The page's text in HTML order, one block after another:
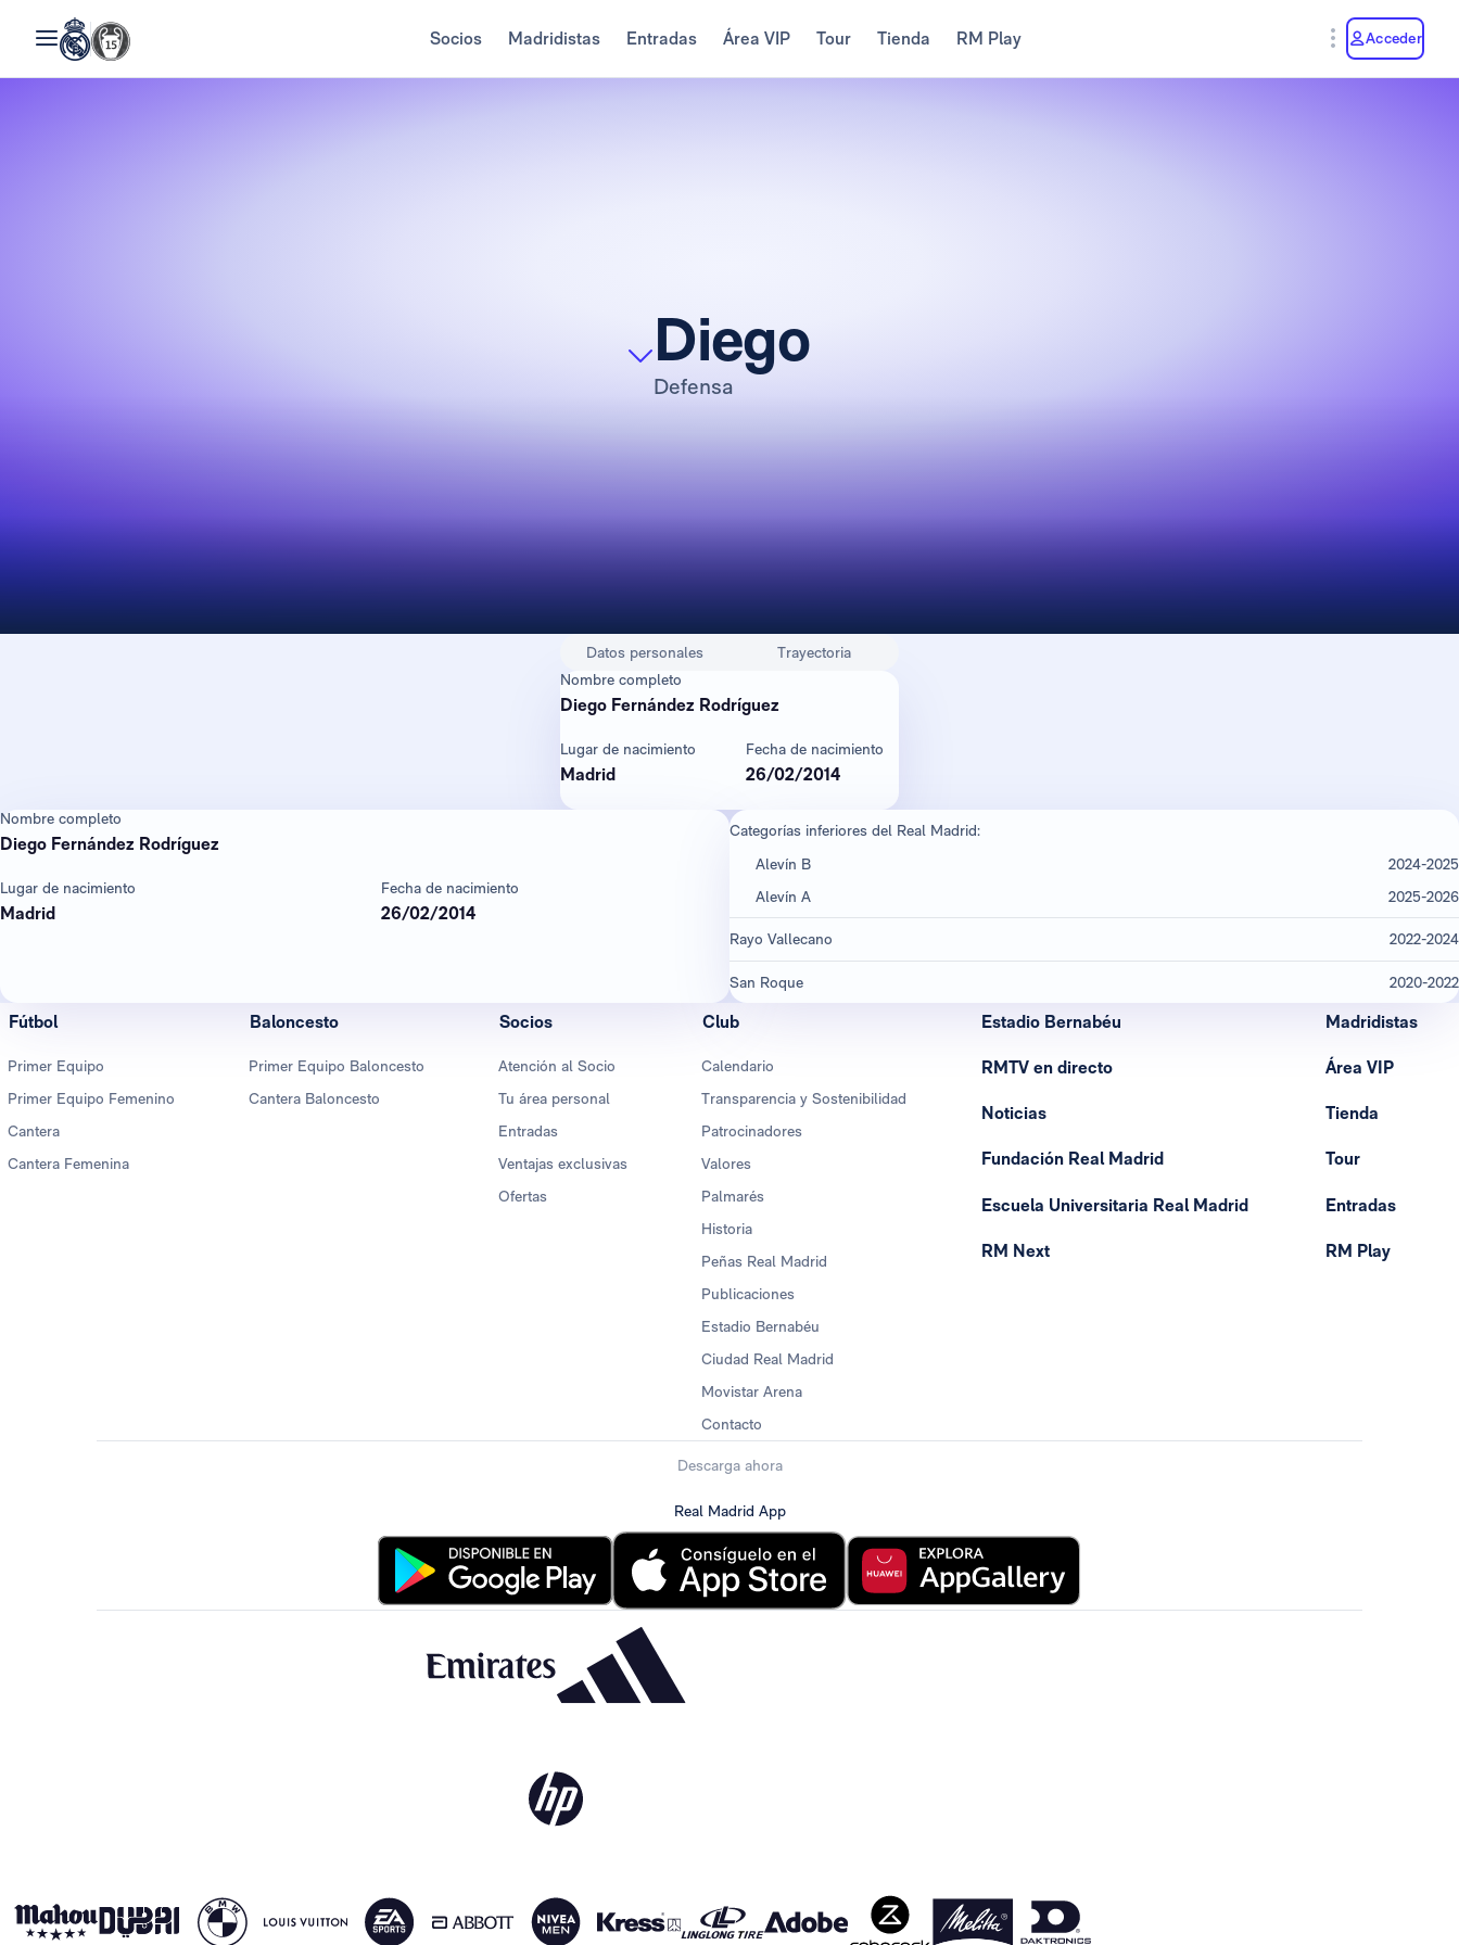
Socios Madridistas Entradas Área VIP Tour Tienda RM Play Acceder
Diego
Defensa
Datos personales
Trayectoria
Nombre completo
Diego Fernández Rodríguez
Lugar de nacimiento
Madrid
Fecha de nacimiento
26/02/2014
Nombre completo
Diego Fernández Rodríguez
Lugar de nacimiento
Madrid
Fecha de nacimiento
26/02/2014
Categorías inferiores del Real Madrid:
Alevín B
2024-2025
Alevín A
2025-2026
Rayo Vallecano 2022-2024
San Roque 2020-2022
Fútbol
Primer Equipo
Primer Equipo Femenino
Cantera
Cantera Femenina
Baloncesto
Primer Equipo Baloncesto
Cantera Baloncesto
Socios
Atención al Socio
Tu área personal
Entradas
Ventajas exclusivas
Ofertas
Club
Calendario
Transparencia y Sostenibilidad
Patrocinadores
Valores
Palmarés
Historia
Peñas Real Madrid
Publicaciones
Estadio Bernabéu
Ciudad Real Madrid
Movistar Arena
Contacto
Estadio Bernabéu
RMTV en directo
Noticias
Fundación Real Madrid
Escuela Universitaria Real Madrid
RM Next
Madridistas
Área VIP
Tienda
Tour
Entradas
RM Play
Descarga ahora
Real Madrid App